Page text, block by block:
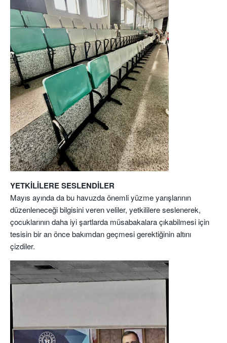
YETKİLİLERE SESLENDİLER
Mayıs ayında da bu havuzda önemli yüzme yarışlarının
düzenleneceği bilgisini veren veliler, yetkililere seslenerek,
çocuklarının daha iyi şartlarda müsabakalara çıkabilmesi için
tesisin bir an önce bakımdan geçmesi gerektiğinin altını
çizdiler.